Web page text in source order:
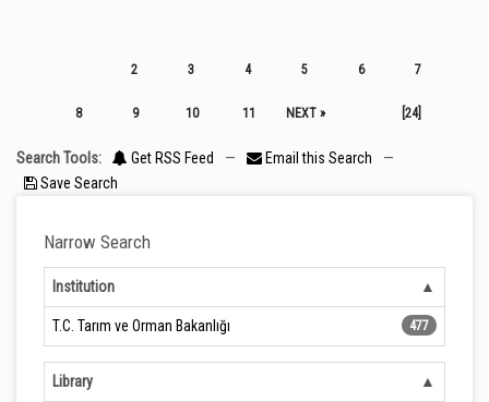
2 3 4 5 6 7
8 9 10 11 NEXT » [24]
Search Tools: Get RSS Feed — Email this Search
—
Save Search
Narrow Search
Institution
T.C. Tarım ve Orman Bakanlığı 477
Library